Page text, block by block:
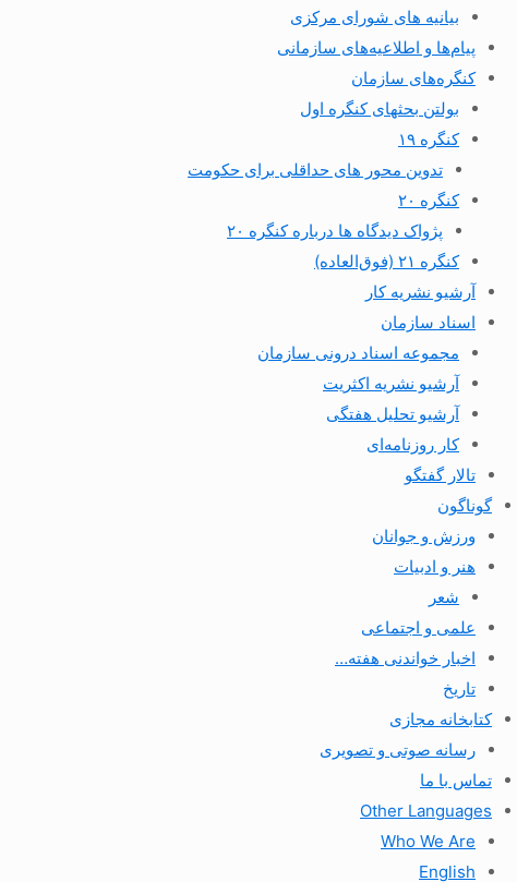
بیانیه های شورای مرکزی
پیام‌ها و اطلاعیه‌های سازمانی
کنگره‌های سازمان
بولتن بحثهای کنگره اول
کنگره ۱۹
تدوین محور های حداقلی برای حکومت
کنگره ۲۰
پژواک دیدگاه ها درباره کنگره ۲۰
کنگره ۲۱ (فوق‌العاده)
آرشیو نشریه کار
اسناد سازمان
مجموعه اسناد درونی سازمان
آرشیو نشریه اکثریت
آرشیو تحلیل هفتگی
کار روزنامه‌ای
تالار گفتگو
گوناگون
ورزش و جوانان
هنر و ادبیات
شعر
علمی و اجتماعی
اخبار خواندنی هفته…
تاریخ
کتابخانه مجازی
رسانه صوتی و تصویری
تماس با ما
Other Languages
Who We Are
English